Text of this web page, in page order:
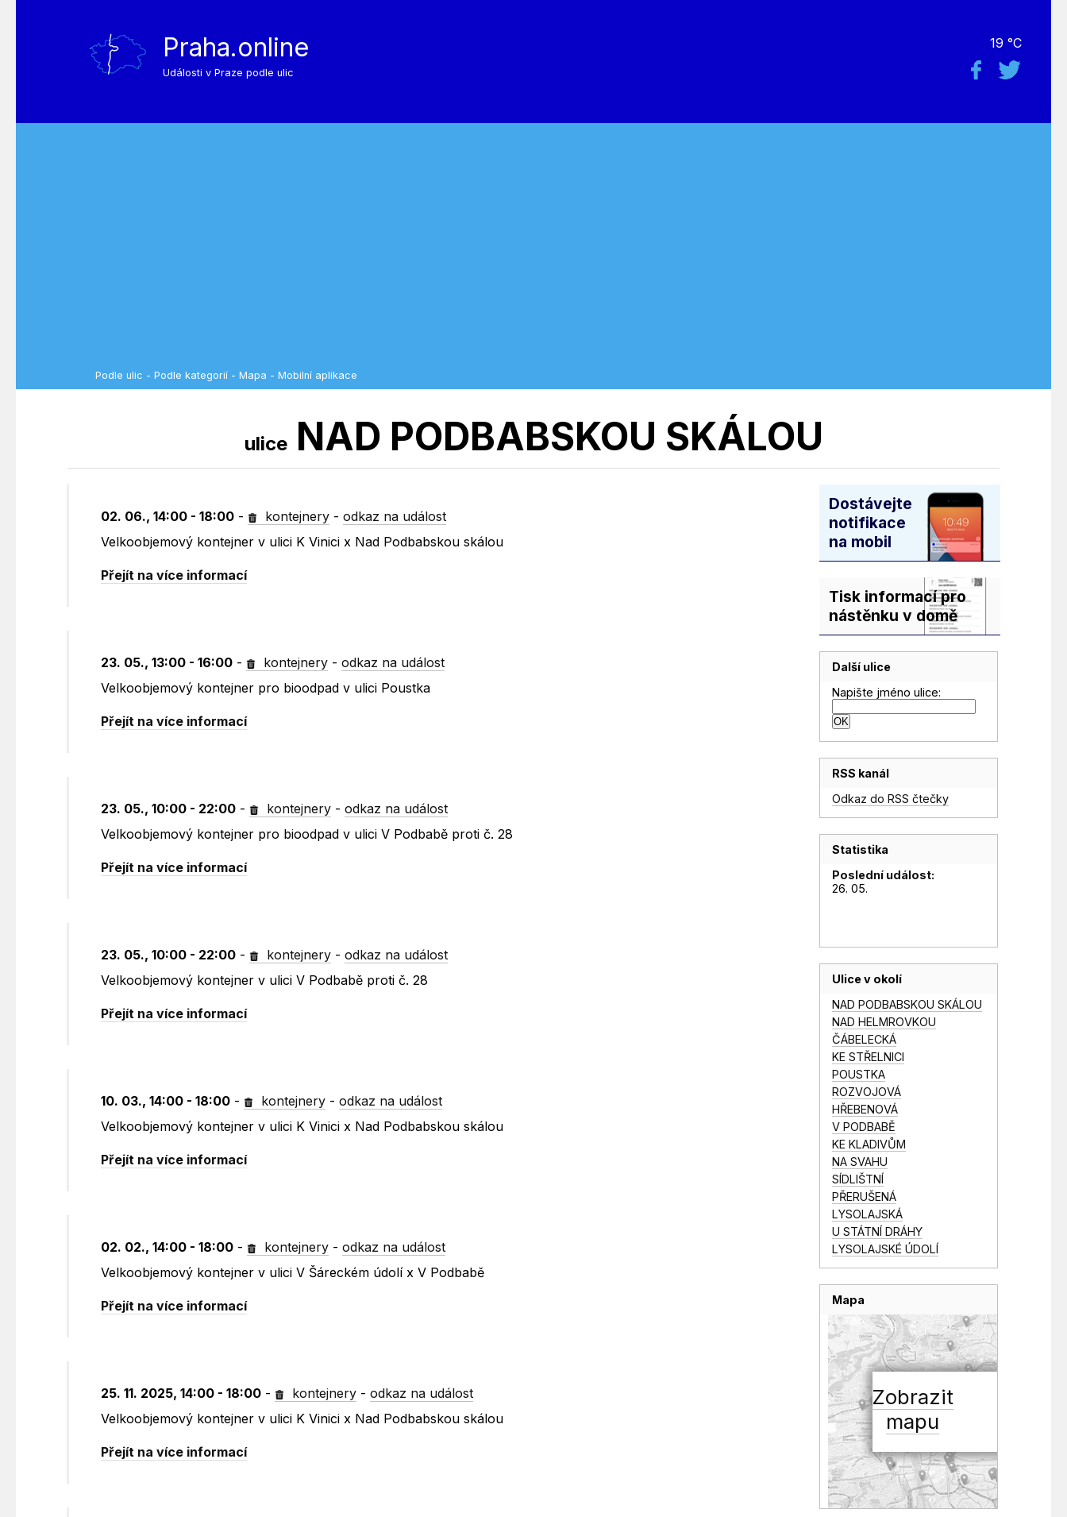
Praha.online
Události v Praze podle ulic
19 °C
Podle ulic - Podle kategorií - Mapa - Mobilní aplikace
uliceNAD PODBABSKOU SKÁLOU
02. 06., 14:00 - 18:00 - kontejnery -odkaz na událost
Velkoobjemový kontejner v ulici K Vinici x Nad Podbabskou skálou
Přejít na více informací
23. 05., 13:00 - 16:00 - kontejnery -odkaz na událost
Velkoobjemový kontejner pro bioodpad v ulici Poustka
Přejít na více informací
23. 05., 10:00 - 22:00 - kontejnery -odkaz na událost
Velkoobjemový kontejner pro bioodpad v ulici V Podbabě proti č. 28
Přejít na více informací
23. 05., 10:00 - 22:00 - kontejnery -odkaz na událost
Velkoobjemový kontejner v ulici V Podbabě proti č. 28
Přejít na více informací
10. 03., 14:00 - 18:00 - kontejnery -odkaz na událost
Velkoobjemový kontejner v ulici K Vinici x Nad Podbabskou skálou
Přejít na více informací
02. 02., 14:00 - 18:00 - kontejnery -odkaz na událost
Velkoobjemový kontejner v ulici V Šáreckém údolí x V Podbabě
Přejít na více informací
25. 11. 2025, 14:00 - 18:00 - kontejnery -odkaz na událost
Velkoobjemový kontejner v ulici K Vinici x Nad Podbabskou skálou
Přejít na více informací
Dostávejte
notifikace
na mobil
Tisk informací pro
nástěnku v domě
Další ulice
Napište jméno ulice:
RSS kanál
Odkaz do RSS čtečky
Statistika
Poslední událost:
26. 05.
Ulice v okolí
NAD PODBABSKOU SKÁLOU
NAD HELMROVKOU
ČÁBELECKÁ
KE STŘELNICI
POUSTKA
ROZVOJOVÁ
HŘEBENOVÁ
V PODBABĚ
KE KLADIVŮM
NA SVAHU
SÍDLIŠTNÍ
PŘERUŠENÁ
LYSOLAJSKÁ
U STÁTNÍ DRÁHY
LYSOLAJSKÉ ÚDOLÍ
Mapa
Zobrazit
mapu